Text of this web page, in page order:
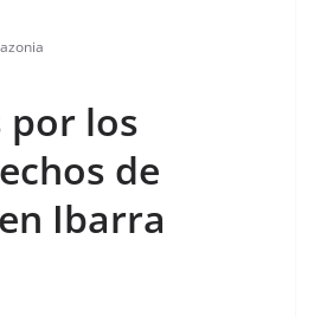
por los
de
Ibarra